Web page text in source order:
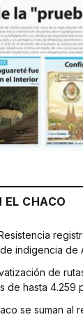
EL CHACO
indigencia de
de
de hasta 4.259
se suman al